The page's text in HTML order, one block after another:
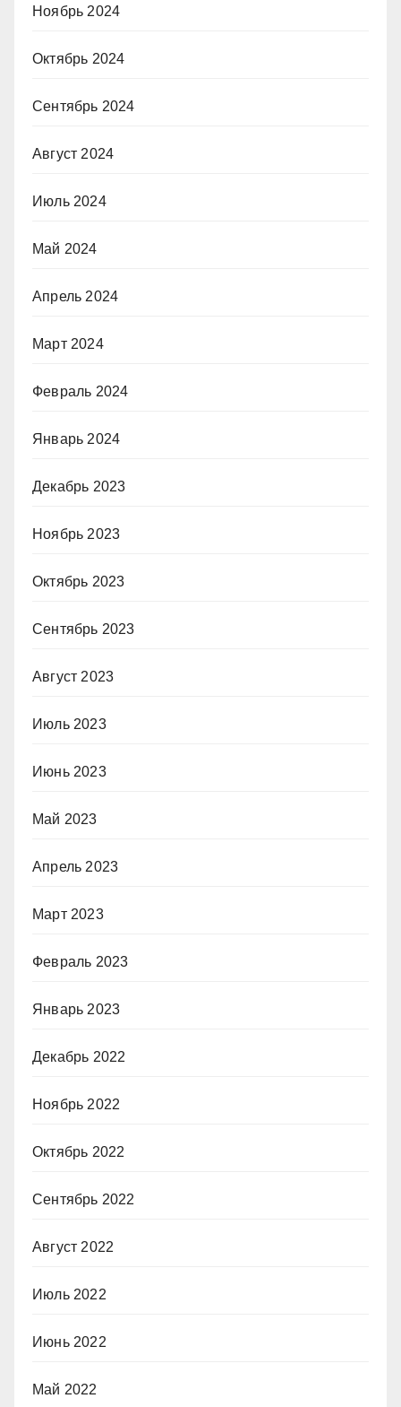
Ноябрь 2024
Октябрь 2024
Сентябрь 2024
Август 2024
Июль 2024
Май 2024
Апрель 2024
Март 2024
Февраль 2024
Январь 2024
Декабрь 2023
Ноябрь 2023
Октябрь 2023
Сентябрь 2023
Август 2023
Июль 2023
Июнь 2023
Май 2023
Апрель 2023
Март 2023
Февраль 2023
Январь 2023
Декабрь 2022
Ноябрь 2022
Октябрь 2022
Сентябрь 2022
Август 2022
Июль 2022
Июнь 2022
Май 2022